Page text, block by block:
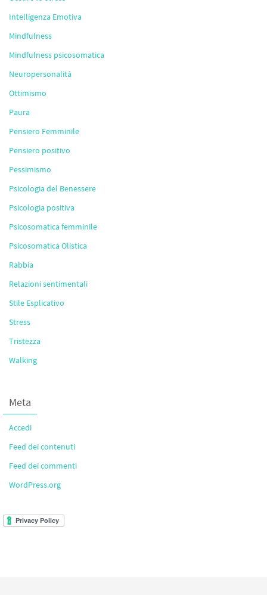
Intelligenza Emotiva
Mindfulness
Mindfulness psicosomatica
Neuropersonalità
Ottimismo
Paura
Pensiero Femminile
Pensiero positivo
Pessimismo
Psicologia del Benessere
Psicologia positiva
Psicosomatica femminile
Psicosomatica Olistica
Rabbia
Relazioni sentimentali
Stile Esplicativo
Stress
Tristezza
Walking
Meta
Accedi
Feed dei contenuti
Feed dei commenti
WordPress.org